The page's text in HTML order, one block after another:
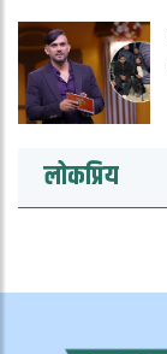
लोकप्रिय